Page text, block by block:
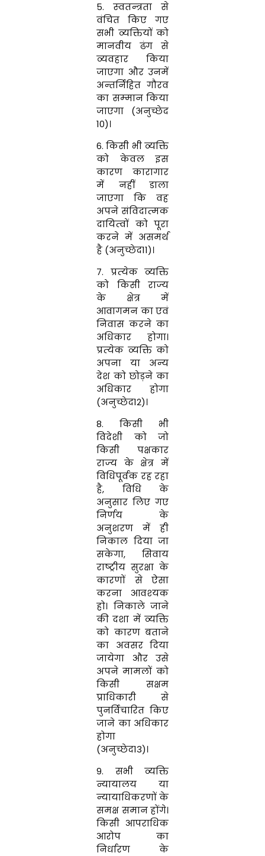
5. स्‍वतन्‍त्रता से
वंचित किए गए
सभी व्‍यक्तियों को
मानवीय ढंग से
व्‍यवहार किया
जाएगा और उनमें
अन्‍तर्निहित गौरव
का सम्‍मान किया
जाएगा (अनुच्छेद
10)।
6. किसी भी व्‍यक्ति
को केवल इस
कारण कारागार
में नहीं डाला
जाएगा कि वह
अपने संविदात्‍मक
दायित्‍वों को पूरा
करने में असमर्थ
है (अनुच्छेद11)।
7. प्रत्‍येक व्‍यक्ति
को किसी राज्‍य
के क्षेत्र में
आवागमन का एवं
निवास करने का
अधिकार होगा।
प्रत्‍येक व्‍यक्ति को
अपना या अन्‍य
देश को छोड़ने का
अधिकार होगा
(अनुच्छेद12)।
8.किसी भी
विदेशी को जो
किसी पक्षकार
राज्‍य के क्षेत्र में
विधिपूर्वक रह रहा
है, विधि के
अनुसार लिए गए
निर्णय के
अनुशरण में ही
निकाल दिया जा
सकेगा,सिवाय
राष्‍ट्रीय सुरक्षा के
कारणों से ऐसा
करना आवश्‍यक
हो। निकाले जाने
की दशा में व्‍यक्ति
को कारण बताने
का अवसर दिया
जायेगा और उसे
अपने मामलों को
किसी सक्षम
प्राधिकारी से
पुनर्विचारित किए
जाने का अधिकार
होगा
(अनुच्छेद13)।
9. सभी व्‍यक्ति
न्यायालय या
न्‍यायाधिकरणों के
समक्ष समान होंगे।
किसी आपराधिक
आरोप का
निर्धारण के